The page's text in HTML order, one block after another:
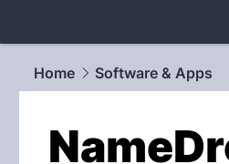
Home
Software & Apps